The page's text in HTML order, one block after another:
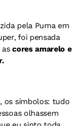
pela Puma em
foi pensada
cores amarelo e
os símbolos: tudo
olhassem